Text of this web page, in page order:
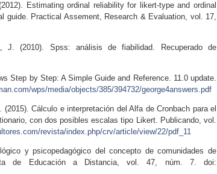
Estimating ordinal reliability for likert-type and ordinal
guide. Practical Assement, Research & Evaluation, vol. 17,
(2010). Spss: análisis de fiabilidad. Recuperado de
Step by Step: A Simple Guide and Reference. 11.0 update.
wps/media/objects/385/394732/george4answers.pdf
Cálculo e interpretación del Alfa de Cronbach para el
con dos posibles escalas tipo Likert. Publicando, vol.
revista/index.php/crv/article/view/22/pdf_11
y psicopedagógico del concepto de comunidades de
de Educación a Distancia, vol. 47, núm. 7. doi: